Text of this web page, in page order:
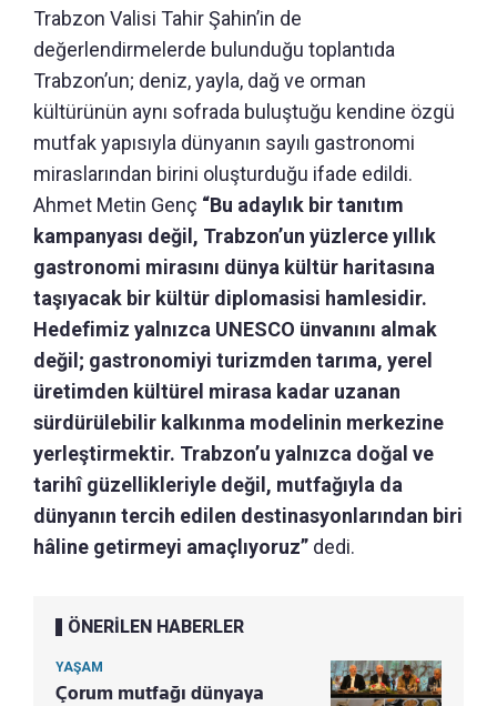
Trabzon Valisi Tahir Şahin’in de
değerlendirmelerde bulunduğu toplantıda
Trabzon’un; deniz, yayla, dağ ve orman
kültürünün aynı sofrada buluştuğu kendine özgü
mutfak yapısıyla dünyanın sayılı gastronomi
miraslarından birini oluşturduğu ifade edildi.
Ahmet Metin Genç “Bu adaylık bir tanıtım
kampanyası değil, Trabzon’un yüzlerce yıllık
gastronomi mirasını dünya kültür haritasına
taşıyacak bir kültür diplomasisi hamlesidir.
Hedefimiz yalnızca UNESCO ünvanını almak
değil; gastronomiyi turizmden tarıma, yerel
üretimden kültürel mirasa kadar uzanan
sürdürülebilir kalkınma modelinin merkezine
yerleştirmektir. Trabzon’u yalnızca doğal ve
tarihî güzellikleriyle değil, mutfağıyla da
dünyanın tercih edilen destinasyonlarından biri
hâline getirmeyi amaçlıyoruz” dedi.
ÖNERİLEN HABERLER
YAŞAM
Çorum mutfağı dünyaya